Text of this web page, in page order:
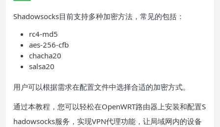
Shadowsocks目前支持多种加密方法，常见的包括：
rc4-md5
aes-256-cfb
chacha20
salsa20
用户可以根据需求在配置文件中选择合适的加密方式。
通过本教程，您可以轻松在OpenWRT路由器上安装和配置S
hadowsocks服务，实现VPN代理功能，让局域网内的设备